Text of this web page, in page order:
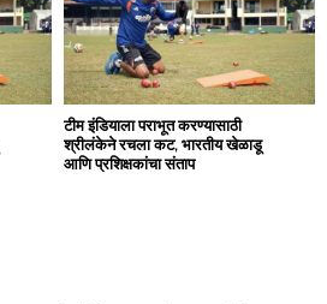
टीम इंडियाला पराभूत करण्यासाठी
श्रीलंकेने रचला कट, भारतीय खेळाडू
आणि प्रशिक्षकांचा संताप